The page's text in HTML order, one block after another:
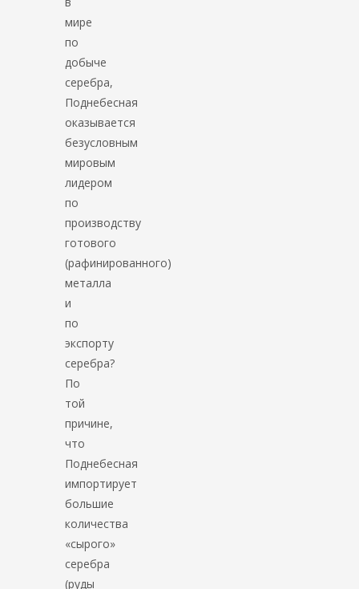
мире
по
добыче
серебра,
Поднебесная
оказывается
безусловным
мировым
лидером
по
производству
готового
(рафинированного)
металла
и
по
экспорту
серебра?
По
той
причине,
что
Поднебесная
импортирует
большие
количества
«сырого»
серебра
(руды